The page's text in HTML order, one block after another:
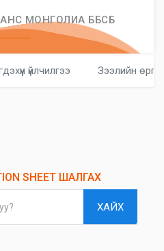
МОНГОЛИА ББСБ
үйлчилгээ Зээлийн
SHEET ШАЛГАХ
ХАЙХ